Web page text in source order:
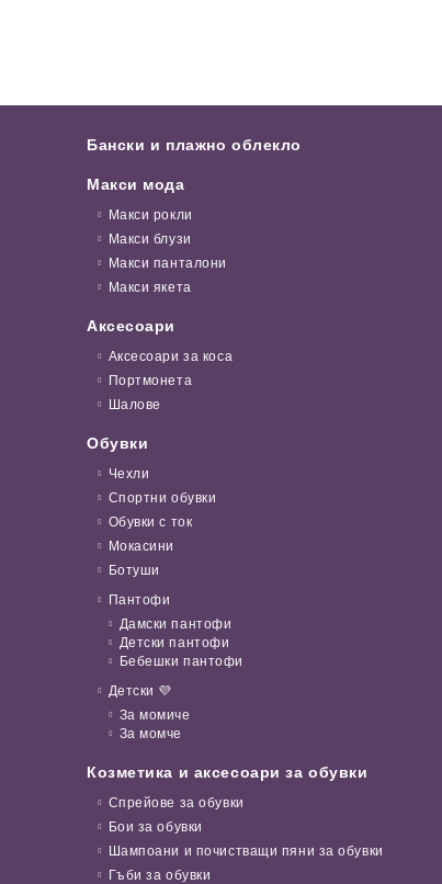
Бански и плажно облекло
Макси мода
Макси рокли
Макси блузи
Макси панталони
Макси якета
Аксесоари
Аксесоари за коса
Портмонета
Шалове
Обувки
Чехли
Спортни обувки
Обувки с ток
Мокасини
Ботуши
Пантофи
Дамски пантофи
Детски пантофи
Бебешки пантофи
Детски 💜
За момиче
За момче
Козметика и аксесоари за обувки
Спрейове за обувки
Бои за обувки
Шампоани и почистващи пяни за обувки
Гъби за обувки